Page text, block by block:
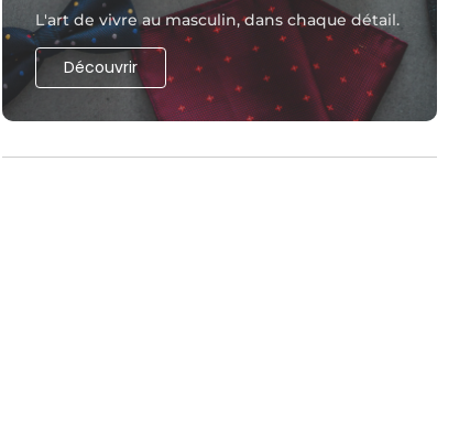
L'art de vivre au masculin, dans chaque détail.
Découvrir